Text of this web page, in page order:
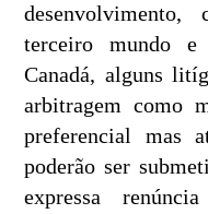
terceiro mundo
Canadá, alguns
arbitragem como
preferencial mas
poderão ser
expressa